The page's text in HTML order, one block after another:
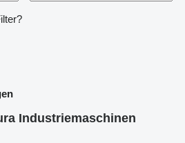
Industriemaschinen